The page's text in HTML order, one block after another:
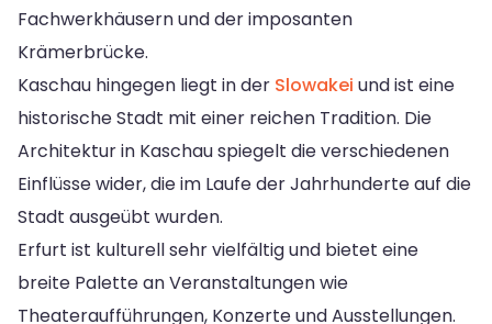
Fachwerkhäusern und der imposanten
Krämerbrücke.
Kaschau hingegen liegt in der Slowakei und ist eine
historische Stadt mit einer reichen Tradition. Die
Architektur in Kaschau spiegelt die verschiedenen
Einflüsse wider, die im Laufe der Jahrhunderte auf die
Stadt ausgeübt wurden.
Erfurt ist kulturell sehr vielfältig und bietet eine
breite Palette an Veranstaltungen wie
Theateraufführungen, Konzerte und Ausstellungen.